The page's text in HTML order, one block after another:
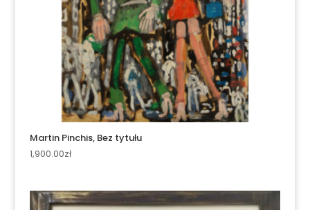
Martin Pinchis, Bez tytułu
1,900.00zł